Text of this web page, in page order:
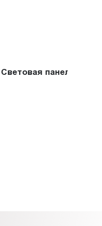
Световая панель